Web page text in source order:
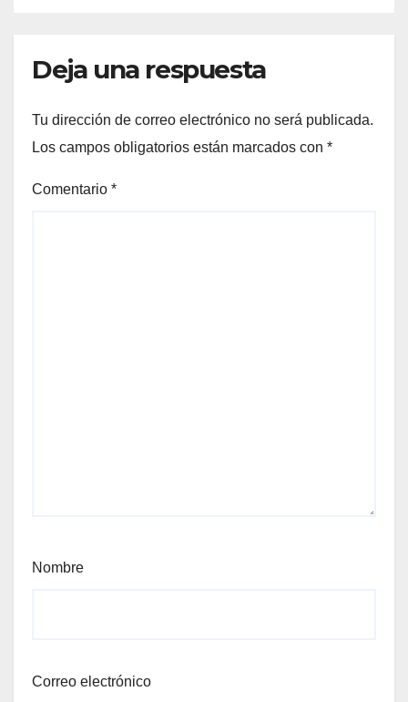
Deja una respuesta
Tu dirección de correo electrónico no será publicada.
Los campos obligatorios están marcados con *
Comentario *
Nombre
Correo electrónico